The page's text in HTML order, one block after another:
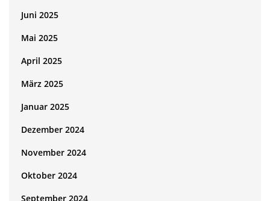
Juni 2025
Mai 2025
April 2025
März 2025
Januar 2025
Dezember 2024
November 2024
Oktober 2024
September 2024